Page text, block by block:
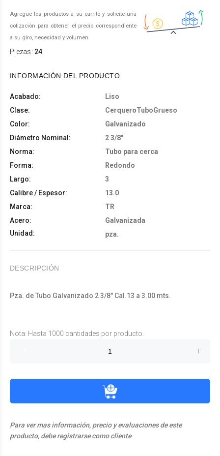
Agregue los productos a su carrito y solicite una
cotización para obtener el precio correspondiente
a su giro, necesidad y volumen.
Piezas: 24
INFORMACIÓN DEL PRODUCTO
Acabado:
Liso
Clase:
CerqueroTuboGrueso
Color:
Galvanizado
Diámetro Nominal:
2 3/8"
Norma:
Tubo para cerca
Forma:
Redondo
Largo:
3
Calibre / Espesor:
13.0
Marca:
TR
Acero:
Galvanizada
Unidad:
pza.
DESCRIPCIÓN
Pza. de Tubo Galvanizado 2 3/8" Cal.13 a 3.00 mts.
Nota: Hasta 1000 cantidades por producto.
Para ver mas información, precio y evaluaciones de este
producto, debe registrarse como cliente